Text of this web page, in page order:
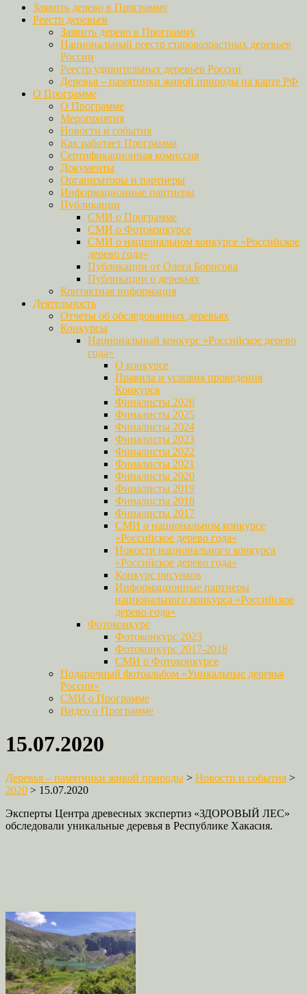
Заявить дерево в Программу
Реестр деревьев
Заявить дерево в Программу
Национальный реестр старовозрастных деревьев
России
Реестр удивительных деревьев России
Деревья – памятники живой природы на карте РФ
О Программе
О Программе
Мероприятия
Новости и события
Как работает Программа
Сертификационная комиссия
Документы
Организаторы и партнеры
Информационные партнеры
Публикации
СМИ о Программе
СМИ о Фотоконкурсе
СМИ о национальном конкурсе «Российское
дерево года»
Публикации от Олега Борисова
Публикации о деревьях
Контактная информация
Деятельность
Отчеты об обследованных деревьях
Конкурсы
Национальный конкурс «Российское дерево
года»
О конкурсе
Правила и условия проведения
Конкурса
Финалисты 2026
Финалисты 2025
Финалисты 2024
Финалисты 2023
Финалисты 2022
Финалисты 2021
Финалисты 2020
Финалисты 2019
Финалисты 2018
Финалисты 2017
СМИ о национальном конкурсе
«Российское дерево года»
Новости национального конкурса
«Российское дерево года»
Конкурс рисунков
Информационные партнеры
национального конкурса «Российское
дерево года»
Фотоконкурс
Фотоконкурс 2023
Фотоконкурс 2017-2018
СМИ о Фотоконкурсе
Подарочный фотоальбом «Уникальные деревья
России»
СМИ о Программе
Видео о Программе
15.07.2020
Деревья – памятники живой природы > Новости и события >
2020 > 15.07.2020
Эксперты Центра древесных экспертиз «ЗДОРОВЫЙ ЛЕС»
обследовали уникальные деревья в Республике Хакасия.